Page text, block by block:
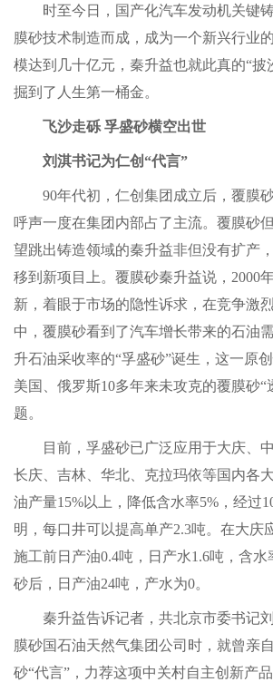
时至今日，国产化汽车发动机关键铸
膜砂技术制造而成，成为一个新兴行业
模达到几十亿元，秦升益也就此真的“披
掘到了人生第一桶金。
飞沙走砾 孚盛砂横空出世
刘淇书记为仁创“代言”
90年代初，仁创集团成立后，覆膜砂
呼声一度在集团内部占了主流。覆膜砂
望跳出铸造领域的秦升益非但没有扩产
移到新项目上。覆膜砂秦升益说，2000
新，着眼于市场的隐性诉求，在竞争激
中，覆膜砂看到了汽车增长带来的石油
升石油采收率的“孚盛砂”诞生，这一原
美国、俄罗斯10多年来未攻克的覆膜砂“
题。
目前，孚盛砂已广泛应用于大庆、中
长庆、吉林、华北、克拉玛依等国内各
油产量15%以上，降低含水率5%，经过
明，每口井可以提高单产2.3吨。在大庆
施工前日产油0.4吨，日产水1.6吨，含水
砂后，日产油24吨，产水为0。
秦升益告诉记者，共北京市委书记刘
膜砂国石油天然气集团公司时，就曾亲
砂“代言”，力荐这项中关村自主创新产